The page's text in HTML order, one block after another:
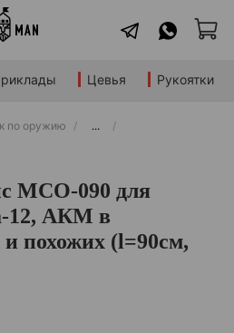
Цевья Рукоятки
по оружию
...
МСО-090 для
12, АКМ в
похожих (l=90см,